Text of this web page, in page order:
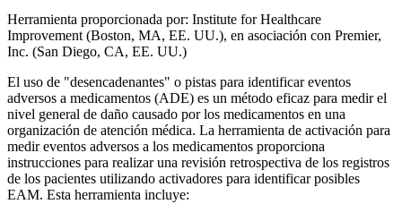
Herramienta proporcionada por: Institute for Healthcare
Improvement (Boston, MA, EE. UU.), en asociación con Premier,
Inc. (San Diego, CA, EE. UU.)
El uso de "desencadenantes" o pistas para identificar eventos
adversos a medicamentos (ADE) es un método eficaz para medir el
nivel general de daño causado por los medicamentos en una
organización de atención médica. La herramienta de activación para
medir eventos adversos a los medicamentos proporciona
instrucciones para realizar una revisión retrospectiva de los registros
de los pacientes utilizando activadores para identificar posibles
EAM. Esta herramienta incluye: